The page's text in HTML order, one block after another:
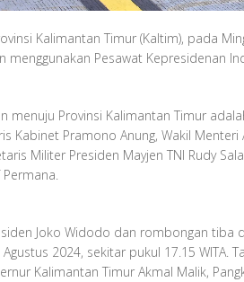
Kalimantan Timur (Kaltim), pada
menggunakan Pesawat Kepresidenan
Provinsi Kalimantan Timur
Pramono Anung, Wakil
Militer Presiden Mayjen TNI Rudy
Joko Widodo dan rombongan
2024, sekitar pukul 17.15
Kalimantan Timur Akmal Malik,